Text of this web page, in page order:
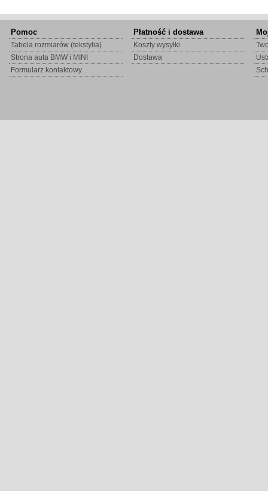
Pomoc
Tabela rozmiarów (tekstylia)
Strona auta BMW i MINI
Formularz kontaktowy
Płatność i dostawa
Koszty wysyłki
Dostawa